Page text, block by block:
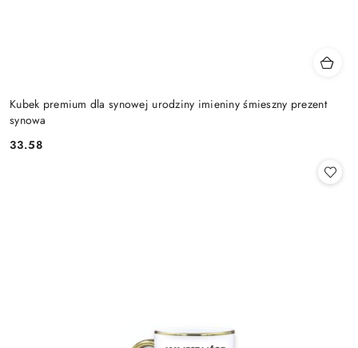
Kubek premium dla synowej urodziny imieniny śmieszny prezent
synowa
Cena:
33.58